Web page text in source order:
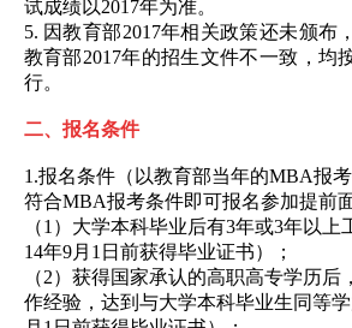
试成绩以2017年为准。
5. 因教育部2017年相关政策还未颁布
教育部2017年的招生文件不一致，均
行。
二、报名条件
1.报名条件（以教育部当年的MBA报
符合MBA报考条件即可报名参加提前
（1 ）大学本科毕业后有3年或3年以上
14年9月 1 日前获得毕业证书）；
（2）获得国家承认的高职高专学历后
作经验，达到与大学本科毕业生同等